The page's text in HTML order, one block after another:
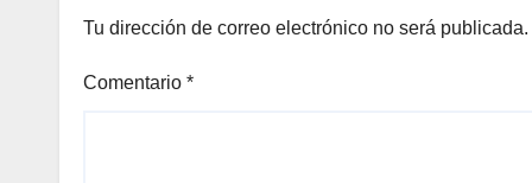
Tu dirección de correo electrónico no será publicada.
Comentario *